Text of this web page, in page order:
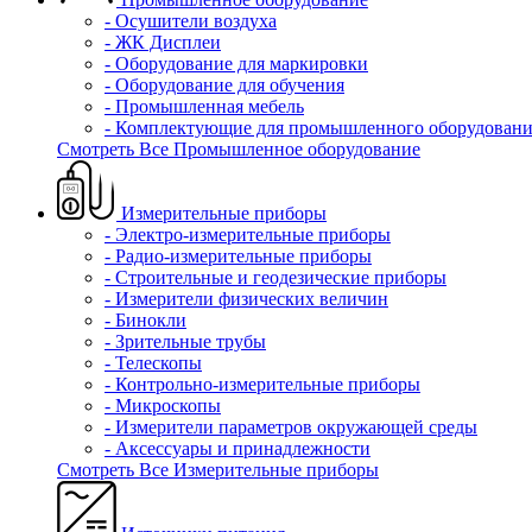
- Осушители воздуха
- ЖК Дисплеи
- Оборудование для маркировки
- Оборудование для обучения
- Промышленная мебель
- Комплектующие для промышленного
Смотреть Все Промышленное оборудование
Измерительные приборы
- Электро-измерительные приборы
- Радио-измерительные приборы
- Строительные и геодезические приборы
- Измерители физических величин
- Бинокли
- Зрительные трубы
- Телескопы
- Контрольно-измерительные приборы
- Микроскопы
- Измерители параметров окружающей среды
- Аксессуары и принадлежности
Смотреть Все Измерительные приборы